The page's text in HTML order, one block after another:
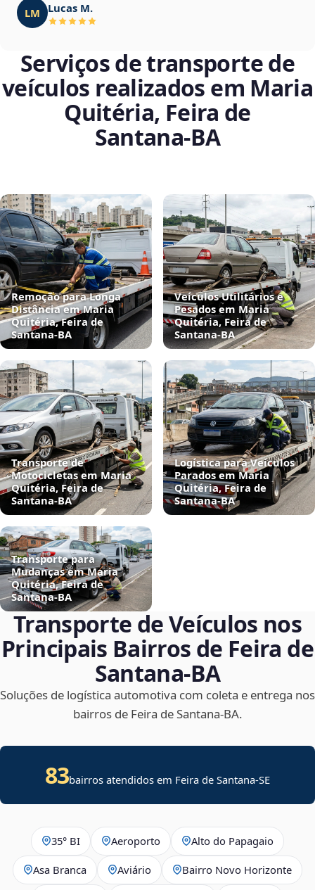
LM Lucas M.
Serviços de transporte de
veículos realizados em Maria
Quitéria, Feira de
Santana‑BA
Remoção para Longa
Distância em Maria
Quitéria, Feira de
Santana‑BA
Veículos Utilitários e
Pesados em Maria
Quitéria, Feira de
Santana‑BA
Transporte de
Motocicletas em Maria
Quitéria, Feira de
Santana‑BA
Logística para Veículos
Parados em Maria
Quitéria, Feira de
Santana‑BA
Transporte para
Mudanças em Maria
Quitéria, Feira de
Santana‑BA
Transporte de Veículos nos
Principais Bairros de Feira de
Santana‑BA
Soluções de logística automotiva com coleta e entrega nos
bairros de Feira de Santana‑BA.
83bairros atendidos em Feira de Santana-SE
35° BI Aeroporto Alto do Papagaio
Asa Branca Aviário Bairro Novo Horizonte